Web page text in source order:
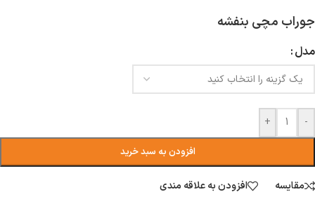
جوراب مچی بنفشه
مدل
-
+
افزودن به سبد خرید
مقایسه افزودن به علاقه مندی